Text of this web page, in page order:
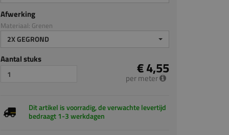
Afwerking
Materiaal: Grenen
2X GEGROND
Aantal stuks € 4,55
per meter
Dit artikel is voorradig, de verwachte levertijd
bedraagt 1-3 werkdagen